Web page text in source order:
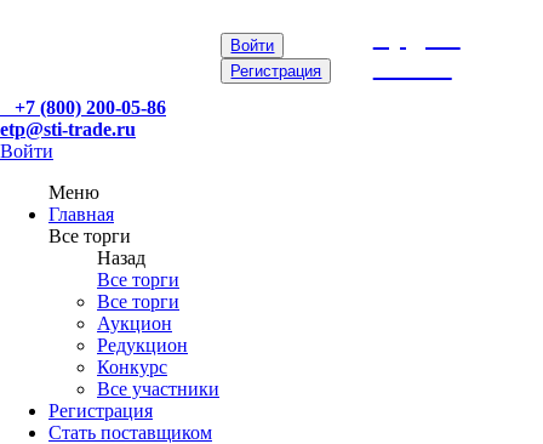
Войти
Регистрация
+7 (800) 200-05-86
etp@sti-trade.ru
Войти
Меню
Главная
Все торги
Назад
Все торги
Все торги
Аукцион
Редукцион
Конкурс
Все участники
Регистрация
Стать поставщиком